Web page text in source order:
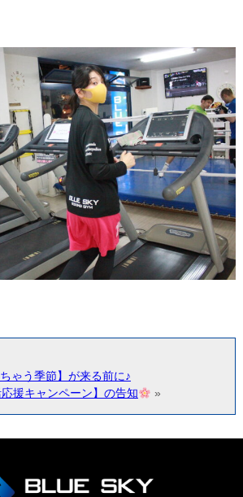
ちゃう季節】が来る前に♪
応援キャンペーン】の告知 »